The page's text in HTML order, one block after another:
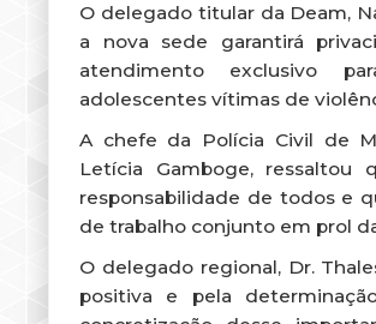
O delegado titular da Deam,
a nova sede garantirá
atendimento exclusivo
adolescentes vítimas de
A chefe da Polícia Civil de
Letícia Gamboge, ressaltou
responsabilidade de todos e
de trabalho conjunto em prol
O delegado regional, Dr.
positiva e pela